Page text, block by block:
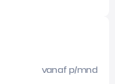
vanaf p/mnd